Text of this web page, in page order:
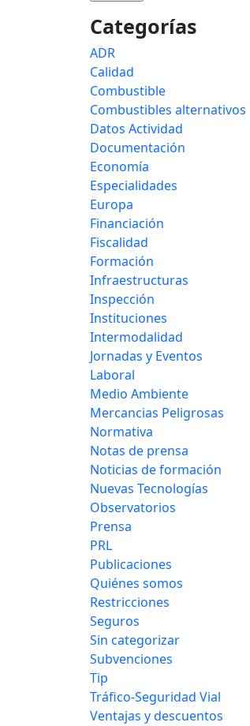
Categorías
ADR
Calidad
Combustible
Combustibles alternativos
Datos Actividad
Documentación
Economía
Especialidades
Europa
Financiación
Fiscalidad
Formación
Infraestructuras
Inspección
Instituciones
Intermodalidad
Jornadas y Eventos
Laboral
Medio Ambiente
Mercancias Peligrosas
Normativa
Notas de prensa
Noticias de formación
Nuevas Tecnologías
Observatorios
Prensa
PRL
Publicaciones
Quiénes somos
Restricciones
Seguros
Sin categorizar
Subvenciones
Tip
Tráfico-Seguridad Vial
Ventajas y descuentos